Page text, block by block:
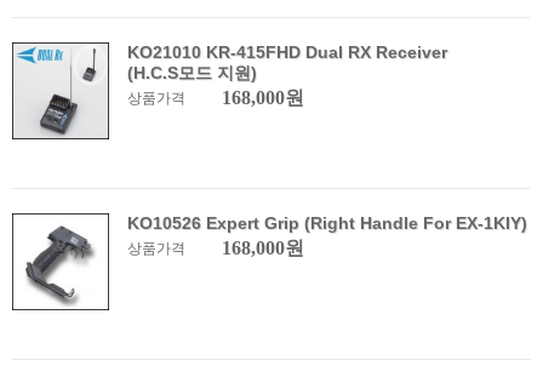
KO21010 KR-415FHD Dual RX Receiver
(H.C.S모드 지원)
상품가격 168,000원
KO10526 Expert Grip (Right Handle For EX-1KIY)
상품가격 168,000원